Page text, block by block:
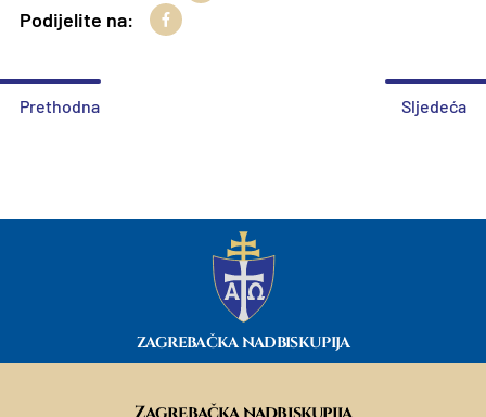
Podijelite na:
Prethodna Sljedeća
ZAGREBAČKA NADBISKUPIJA